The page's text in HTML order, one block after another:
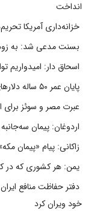
انداخت
خزانه‌داری آمریکا
بسنت مدعی شد: به
اسحاق دار: امیدواریم
پایان عمر ۵۰ ساله دلارهای نفتی به دست ایران
عبرت مصر و سوئز برای
اردوغان: پیمان
زاکانی: پیام «پیمان
یمن: هر کشوری که در
دفتر حفاظت منافع
خود ویران کرد